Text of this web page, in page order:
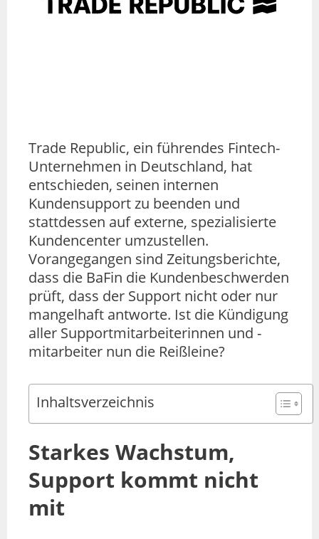
Trade Republic, ein führendes Fintech-
Unternehmen in Deutschland, hat
entschieden, seinen internen
Kundensupport zu beenden und
stattdessen auf externe, spezialisierte
Kundencenter umzustellen.
Vorangegangen sind Zeitungsberichte,
dass die BaFin die Kundenbeschwerden
prüft, dass der Support nicht oder nur
mangelhaft antworte. Ist die Kündigung
aller Supportmitarbeiterinnen und -
mitarbeiter nun die Reißleine?
Inhaltsverzeichnis
Starkes Wachstum,
Support kommt nicht
mit